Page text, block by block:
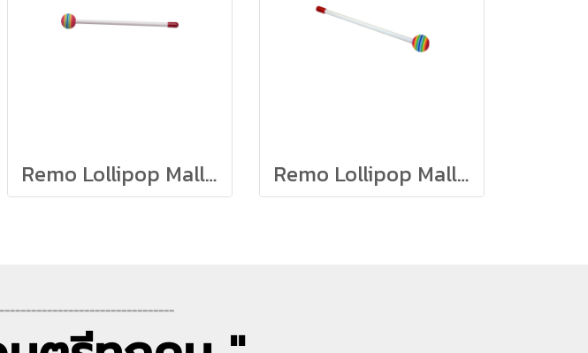
Remo Lollipop Mallet 3/8" x 10" E35 M.Color Ball & Red cap Remo Lollipop Mallet 3/8" x 8" E35 M.Color Ball & Red cap